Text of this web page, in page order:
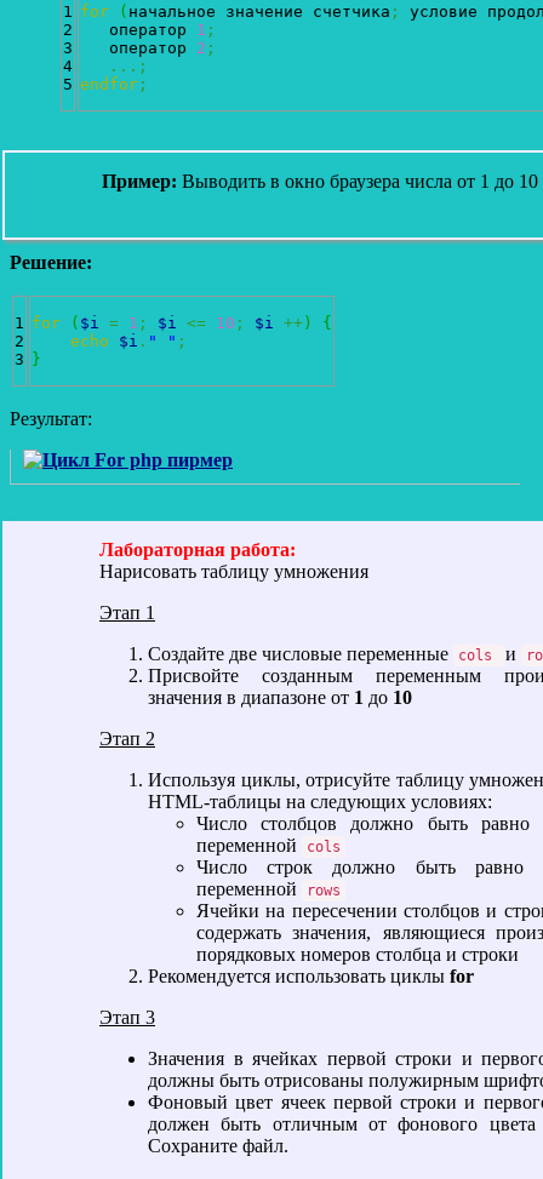
1
2
3
4
for ( начальное значение счетчика ;
условие
   оператор
1 ;
   оператор
2 ;
...;
endfor ;
Пример: Выводить в окно браузера числа от 1 до 10
Решение:
1
2
for ( $i = 1 ; $i <= 10 ; $i ++ )
{
echo
$i . " " ;
}
Результат:
Лабораторная работа:
Нарисовать таблицу умножения
Этап 1
Создайте две числовые переменные
cols и
Присвойте созданным переменным
значения в диапазоне от 1 до 10
Этап 2
Используя циклы, отрисуйте таблицу
HTML-таблицы на следующих условиях:
Число столбцов должно быть равно
переменной
cols
Число строк должно быть равно
переменной
rows
Ячейки на пересечении столбцов и
содержать значения, являющиеся
порядковых номеров столбца и строки
Рекомендуется использовать циклы for
Этап 3
Значения в ячейках первой строки и
должны быть отрисованы полужирным
Фоновый цвет ячеек первой строки и
должен быть отличным от фонового цвета
Сохраните файл.